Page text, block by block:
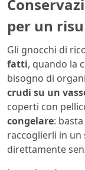
per un
Gli gnocchi di
fatti, quando la
bisogno di
crudi su un
coperti con
congelare:
raccoglierli in un
direttamente